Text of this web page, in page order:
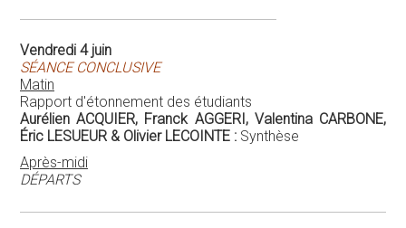
VIDÉOS EN LIGNE :
Vous pouvez retrouver l'intégralité des enregistrements
vidéo réalisés durant ce colloque, en accès libre, sur le
site Internet suivant :
ENTRETIENS ANIMÉS PAR SYLVAIN ALLEMAND :
durant ce colloque avecEdith HEURGON,Olivier